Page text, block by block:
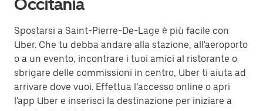
Occitania
Spostarsi a Saint-Pierre-De-Lage è più facile con
Uber. Che tu debba andare alla stazione, all'aeroporto
o a un evento, incontrare i tuoi amici al ristorante o
sbrigare delle commissioni in centro, Uber ti aiuta ad
arrivare dove vuoi. Effettua l’accesso online o apri
l'app Uber e inserisci la destinazione per iniziare a